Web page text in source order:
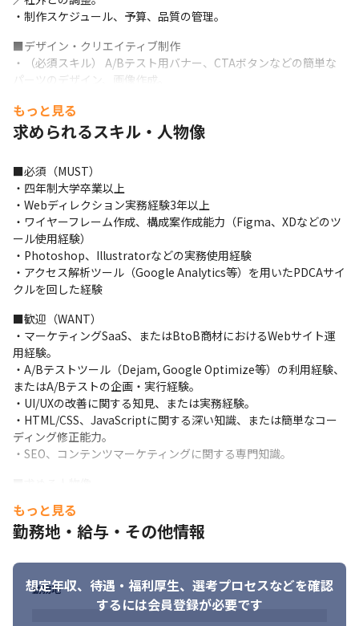
・制作スケジュール、予算、品質の管理。
■デザイン・クリエイティブ制作
・（必須スキル） A/Bテスト用バナー、CTAボタンなどの簡単な
パーツのデザイン、画像作成。
デザイン制作。
■効果測定・改善
とボトルネック分析。
・デザイン要素を含むUI/UX改善のためのA/Bテストの企画・実
行・検証。
もっと見る
求められるスキル・人物像
■必須（MUST）
・四年制大学卒業以上
・Webディレクション実務経験3年以上
・ワイヤーフレーム作成、構成案作成能力（Figma、XDなどのツ
ール使用経験）
・Photoshop、Illustratorなどの実務使用経験
・アクセス解析ツール（Google Analytics等）を用いたPDCAサイ
クルを回した経験
■歓迎（WANT）
・マーケティングSaaS、またはBtoB商材におけるWebサイト運
用経験。
・A/Bテストツール（Dejam, Google Optimize等）の利用経験、
またはA/Bテストの企画・実行経験。
・UI/UXの改善に関する知見、または実務経験。
・HTML/CSS、JavaScriptに関する深い知識、または簡単なコー
ディング修正能力。
・SEO、コンテンツマーケティングに関する専門知識。
共感と、それをWebサイトを通じて広めていく意欲をお持ちの
方。
に行える方。
・Webディレクターとしての視点と、デザイナーとしてのユーザ
ー視点をバランス良く持ち、アウトプットの質にこだわれる方。
もっと見る
勤務地・給与・その他情報
想定年収、待遇・福利厚生、 選考プロセスなどを確認
するには会員登録が必要です
勤務地